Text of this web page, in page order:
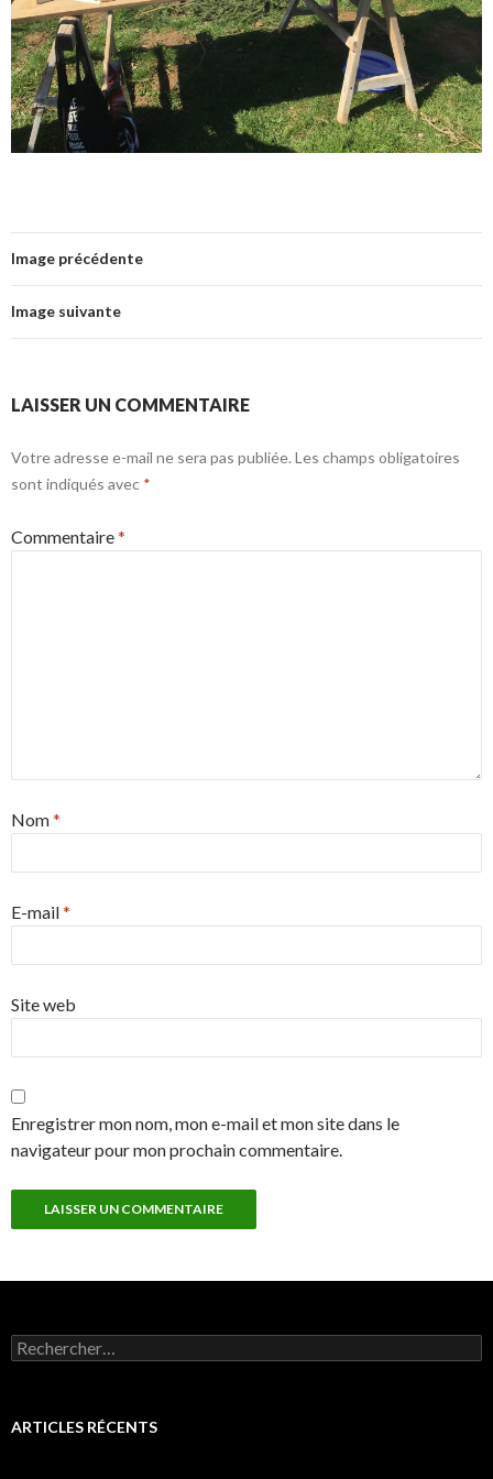
Image précédente
Image suivante
LAISSER UN COMMENTAIRE
Votre adresse e-mail ne sera pas publiée. Les champs obligatoires
sont indiqués avec *
Commentaire*
Nom*
E-mail*
Site web
Enregistrer mon nom, mon e-mail et mon site dans le
navigateur pour mon prochain commentaire.
Rechercher :
ARTICLES RÉCENTS